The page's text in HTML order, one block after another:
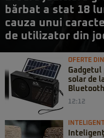
bărbat a stat 18
cauza unui
de utilizator din
OFERTE
Gadgetul
solar de
12:12